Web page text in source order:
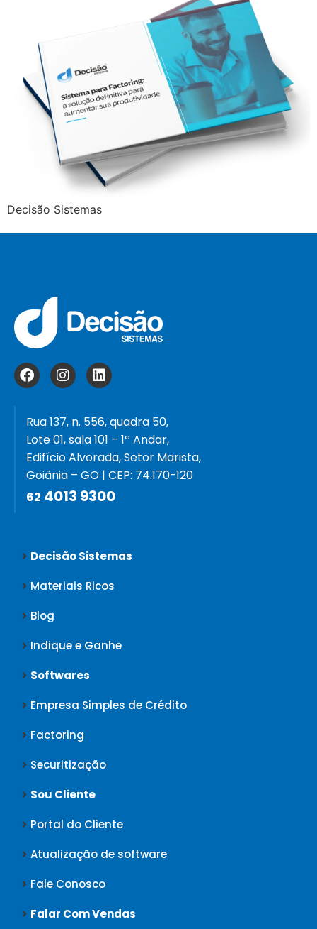
Decisão Sistemas
Rua 137, n. 556, quadra 50,
Lote 01, sala 101 – 1º Andar,
Edifício Alvorada, Setor Marista,
Goiânia – GO | CEP: 74.170-120
62 4013 9300
Decisão Sistemas
Materiais Ricos
Blog
Indique e Ganhe
Softwares
Empresa Simples de Crédito
Factoring
Securitização
Sou Cliente
Portal do Cliente
Atualização de software
Fale Conosco
Falar Com Vendas